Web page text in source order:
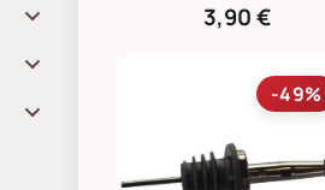
3,90 €
-49%